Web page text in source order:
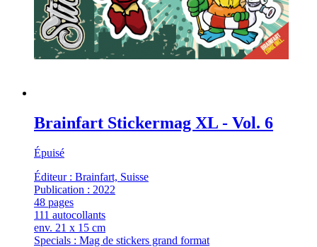
Brainfart Stickermag XL - Vol. 6
Épuisé
Éditeur : Brainfart, Suisse
Publication : 2022
48 pages
111 autocollants
env. 21 x 15 cm
Specials : Mag de stickers grand format